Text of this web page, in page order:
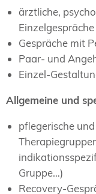
ärztliche,
Einzelgespräche
Gespräche mit
Paar- und
Einzel-
Allgemeine und
pflegerische
Gruppe…)
Recovery-